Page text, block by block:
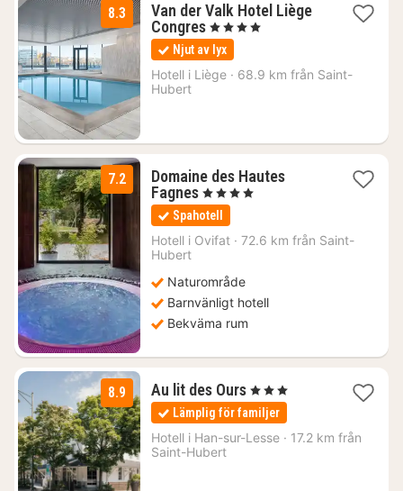
8.3
Van der Valk Hotel Liège
Congres1
natt
från
1706
, 4 Stjärnor
Njut av lyx
Hotell i Liège · 68.9 km från Saint-
Hubert
7.2
Domaine des Hautes
Fagnes1
natt
från
1876
, 4 Stjärnor
Spahotell
Hotell i Ovifat · 72.6 km från Saint-
Hubert
Naturområde
Barnvänligt hotell
Bekväma rum
8.9 Au lit des Ours1
natt
från
945
, 3 Stjärnor
Lämplig för familjer
Hotell i Han-sur-Lesse · 17.2 km från
Saint-Hubert